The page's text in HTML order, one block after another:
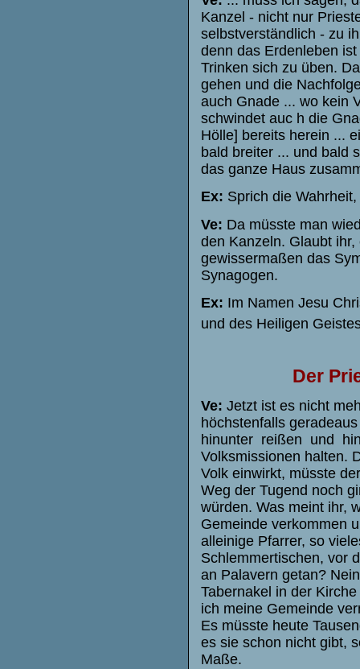
Kanzel - nicht nur
selbstverständlich - zu
denn das Erdenleben
Trinken sich zu üben.
gehen und die
auch Gnade ... wo kein
schwindet auc h die
Hölle] bereits herein ...
bald breiter ... und bald
das ganze Haus
Ex: Sprich die
Ve: Da müsste man
den Kanzeln. Glaubt
gewissermaßen das
Synagogen.
Ex: Im Namen Jesu
und des Heiligen
Der
Ve: Jetzt ist es nicht
höchstenfalls
hinunter reißen und
Volksmissionen halten.
Volk einwirkt, müsste
Weg der Tugend noch
würden. Was meint ihr,
Gemeinde verkommen
alleinige Pfarrer, so
Schlemmertischen, vor
an Palavern getan?
Tabernakel in der
ich meine Gemeinde
Es müsste heute
es sie schon nicht gibt,
Maße.